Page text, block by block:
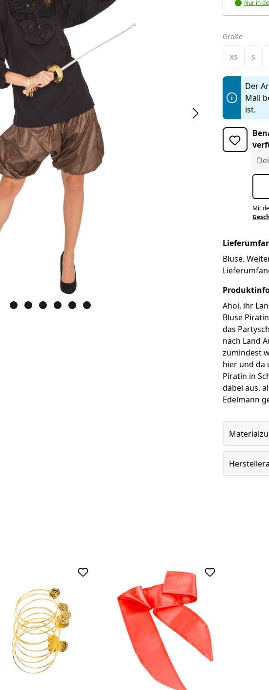
Nur in
Größe
XS S
Der
Mail
ist.
Mit
Bluse.
Ahoi, ihr
Bluse
das
nach Land
zumindest
hier und da
Piratin in
dabei aus,
Edelmann